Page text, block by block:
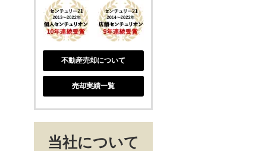
不動産売却について
売却実績一覧
当社について